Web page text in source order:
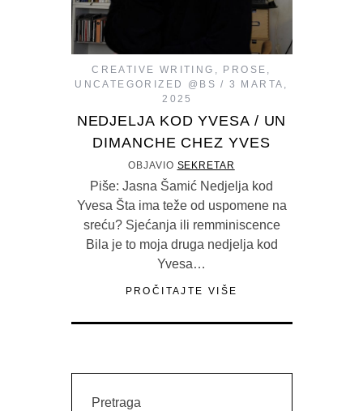
CREATIVE WRITING , PROSE ,
UNCATEGORIZED @BS
3 MARTA,
2025
NEDJELJA KOD YVESA / UN
DIMANCHE CHEZ YVES
OBJAVIO SEKRETAR
Piše: Jasna Šamić Nedjelja kod
Yvesa Šta ima teže od uspomene na
sreću? Sjećanja ili remminiscence
Bila je to moja druga nedjelja kod
Yvesa…
PROČITAJTE VIŠE
Pretraga